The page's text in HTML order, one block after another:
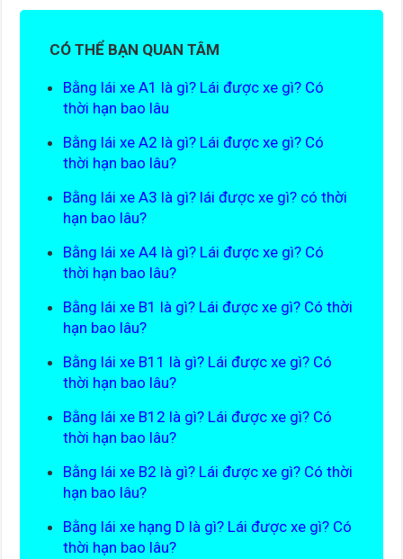
CÓ THỂ BẠN QUAN TÂM
Bằng lái xe A1 là gì? Lái được xe gì? Có
thời hạn bao lâu
Bằng lái xe A2 là gì? Lái được xe gì? Có
thời hạn bao lâu?
Bằng lái xe A3 là gì? lái được xe gì? có thời
hạn bao lâu?
Bằng lái xe A4 là gì? Lái được xe gì? Có
thời hạn bao lâu?
Bằng lái xe B1 là gì? Lái được xe gì? Có thời
hạn bao lâu?
Bằng lái xe B11 là gì? Lái được xe gì? Có
thời hạn bao lâu?
Bằng lái xe B12 là gì? Lái được xe gì? Có
thời hạn bao lâu?
Bằng lái xe B2 là gì? Lái được xe gì? Có thời
hạn bao lâu?
Bằng lái xe hạng D là gì? Lái được xe gì? Có
thời hạn bao lâu?